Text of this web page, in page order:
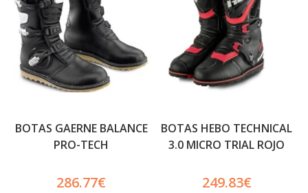
BOTAS GAERNE BALANCE
PRO-TECH
286.77€
BOTAS HEBO TECHNICAL
3.0 MICRO TRIAL ROJO
249.83€